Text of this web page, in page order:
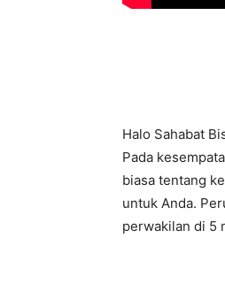
Halo Sahabat
Pada
biasa tentang
untuk Anda.
perwakilan di 5